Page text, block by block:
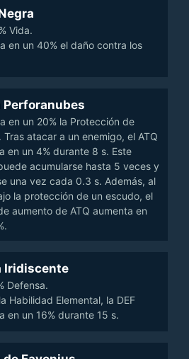
Vida.
en un 40% el daño contra los
Perforanubes
en un 20% la Protección de
Tras atacar a un enemigo, el ATQ
en un 4% durante 8 s. Este
acumularse hasta 5 veces y
una vez cada 0.3 s. Además, al
la protección de un escudo, el
aumento de ATQ aumenta en
Iridiscente
Defensa.
Habilidad Elemental, la DEF
en un 16% durante 15 s.